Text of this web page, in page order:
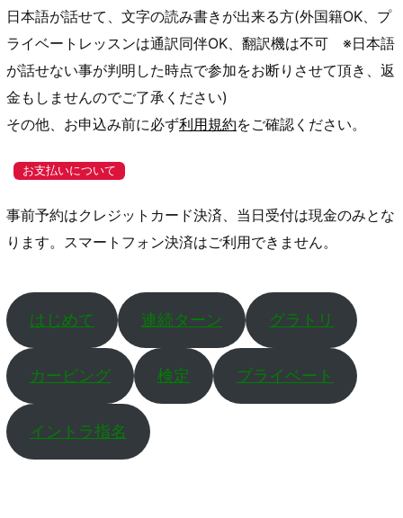
日本語が話せて、文字の読み書きが出来る方(外国籍OK、プ
ライベートレッスンは通訳同伴OK、翻訳機は不可 ※日本語
が話せない事が判明した時点で参加をお断りさせて頂き、返
金もしませんのでご了承ください)
その他、お申込み前に必ず利用規約をご確認ください。
お支払いについて
事前予約はクレジットカード決済、当日受付は現金のみとな
ります。スマートフォン決済はご利用できません。
はじめて 連続ターン グラトリ
カービング 検定 プライベート
イントラ指名